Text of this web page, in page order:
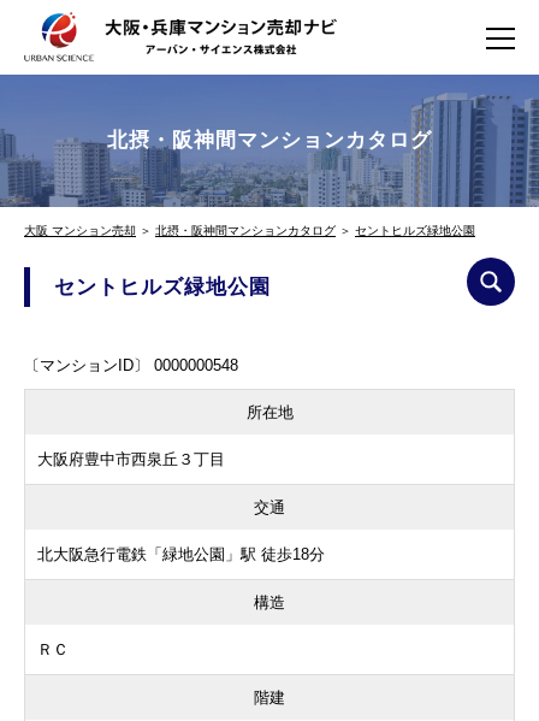
北摂・阪神間マンションカタログ
大阪 マンション売却 ＞ 北摂・阪神間マンションカタログ ＞ セントヒルズ緑地公園
セントヒルズ緑地公園
〔マンションID〕 0000000548
所在地
大阪府豊中市西泉丘３丁目
交通
北大阪急行電鉄「緑地公園」駅 徒歩18分
構造
ＲＣ
階建